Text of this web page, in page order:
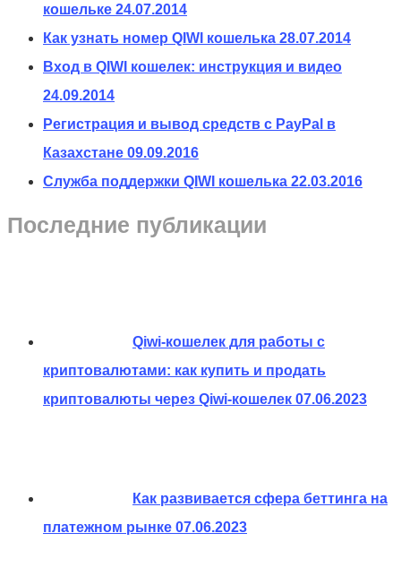
кошельке 24.07.2014
Как узнать номер QIWI кошелька 28.07.2014
Вход в QIWI кошелек: инструкция и видео
24.09.2014
Регистрация и вывод средств с PayPal в
Казахстане 09.09.2016
Служба поддержки QIWI кошелька 22.03.2016
Последние публикации
Qiwi-кошелек для работы с
криптовалютами: как купить и продать
криптовалюты через Qiwi-кошелек 07.06.2023
Как развивается сфера беттинга на
платежном рынке 07.06.2023